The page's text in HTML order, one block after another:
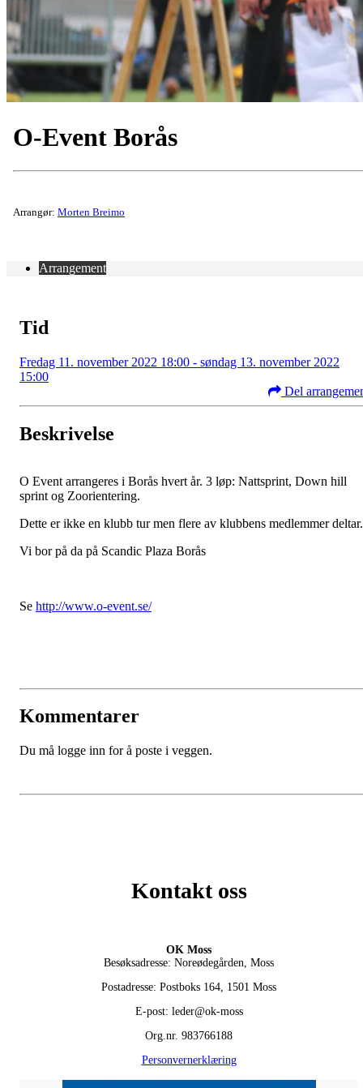
O-Event Borås
Arrangør: Morten Breimo
Arrangement
Tid
Fredag 11. november 2022 18:00 - søndag 13. november 2022
15:00
Del
Beskrivelse
O Event arrangeres i Borås hvert år. 3 løp: Nattsprint, Down hill
sprint og Zoorientering.
Dette er ikke en klubb tur men flere av klubbens medlemmer
Vi bor på da på Scandic Plaza Borås
Se http://www.o-event.se/
Kommentarer
Du må logge inn for å poste i veggen.
Kontakt oss
OK Moss
Besøksadresse: Noreødegården, Moss
Postadresse: Postboks 164, 1501 Moss
E-post: leder@ok-moss
Org.nr. 983766188
Personvernerklæring